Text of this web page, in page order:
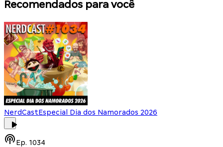
Recomendados para você
NerdCastEspecial Dia dos Namorados 2026
Ep. 1034